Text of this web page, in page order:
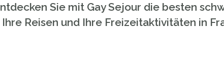
Sie mit Gay Sejour die besten
Reisen und Ihre Freizeitaktivitäten in